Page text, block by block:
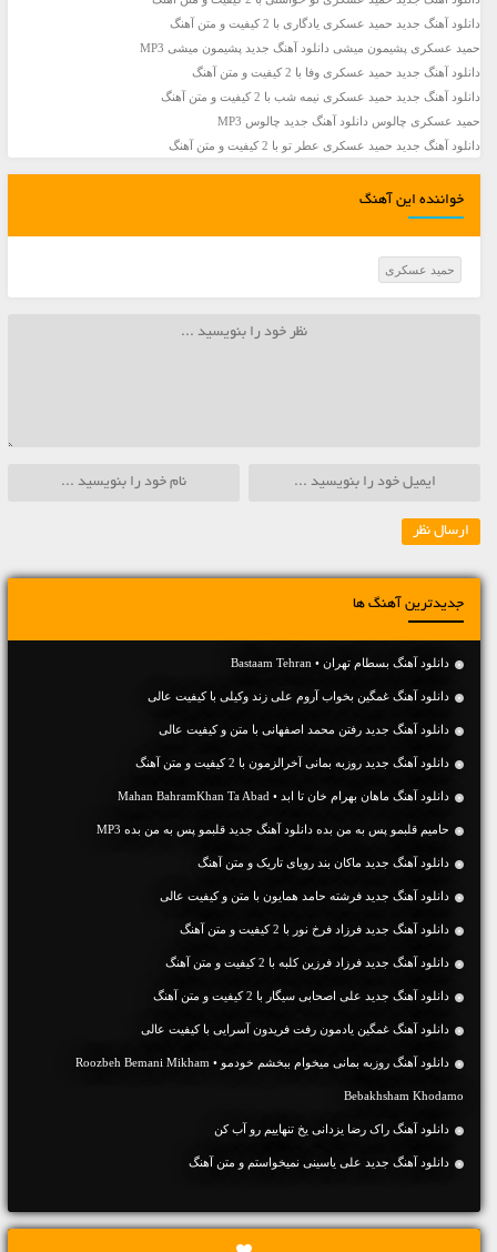
دانلود آهنگ جديد حمید عسکری یادگاری با 2 کیفیت و متن آهنگ
حمید عسکری پشیمون میشی دانلود آهنگ جدید پشیمون میشی MP3
دانلود آهنگ جديد حمید عسکری وفا با 2 کیفیت و متن آهنگ
دانلود آهنگ جديد حمید عسکری نیمه شب با 2 کیفیت و متن آهنگ
حمید عسکری چالوس دانلود آهنگ جدید چالوس MP3
دانلود آهنگ جديد حمید عسکری عطر تو با 2 کیفیت و متن آهنگ
خواننده این آهنگ
حمید عسکری
جدیدترین آهنگ ها
دانلود آهنگ بسطام تهران • Bastaam Tehran
دانلود آهنگ غمگین بخواب آروم علی زند وکیلی با کیفیت عالی
دانلود آهنگ جديد رفتن محمد اصفهانی با متن و کیفیت عالی
دانلود آهنگ جديد روزبه بمانی آخرالزمون با 2 کیفیت و متن آهنگ
دانلود آهنگ ماهان بهرام خان تا ابد • Mahan BahramKhan Ta Abad
حامیم قلبمو پس به من بده دانلود آهنگ جدید قلبمو پس به من بده MP3
دانلود آهنگ جديد ماکان بند رویای تاریک و متن آهنگ
دانلود آهنگ جديد فرشته حامد همایون با متن و کیفیت عالی
دانلود آهنگ جديد فرزاد فرخ نور با 2 کیفیت و متن آهنگ
دانلود آهنگ جديد فرزاد فرزین کلبه با 2 کیفیت و متن آهنگ
دانلود آهنگ جديد علی اصحابی سیگار با 2 کیفیت و متن آهنگ
دانلود آهنگ غمگین یادمون رفت فریدون آسرایی با کیفیت عالی
دانلود آهنگ روزبه بمانی میخوام ببخشم خودمو • Roozbeh Bemani Mikham
Bebakhsham Khodamo
دانلود آهنگ راک رضا یزدانی یخ تنهاییم رو آب کن
دانلود آهنگ جديد علی یاسینی نمیخواستم و متن آهنگ